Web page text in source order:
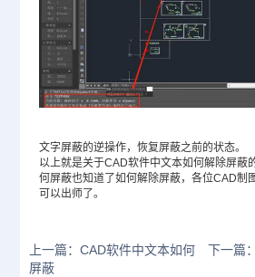
文字屏蔽的逆操作，恢复屏蔽之前的状态。
以上就是关于CAD软件中文本如何解除屏蔽
何屏蔽也知道了如何解除屏蔽，各位CAD制
可以出师了。
上一篇：CAD软件中文本如何
屏蔽
下一篇